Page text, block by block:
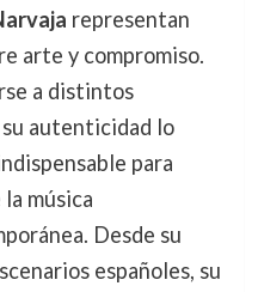
representan
arte y compromiso.
a distintos
autenticidad lo
para
música
Desde su
españoles, su